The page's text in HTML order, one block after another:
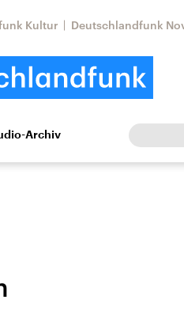
Kultur Deutschlandfunk
Europa
Archiv